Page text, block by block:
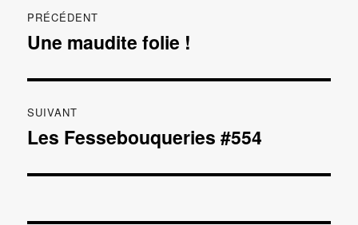
de
PRÉCÉDENT
Publication
Une maudite folie !
SUIVANT
Publication
Les Fessebouqueries #554